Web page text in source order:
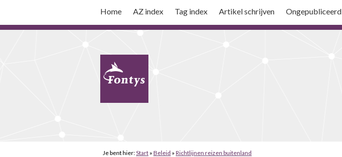
Home AZ index Tag index Artikel schrijven Ongepubliceerd
Je bent hier:Start » Beleid » Richtlijnen reizen buitenland